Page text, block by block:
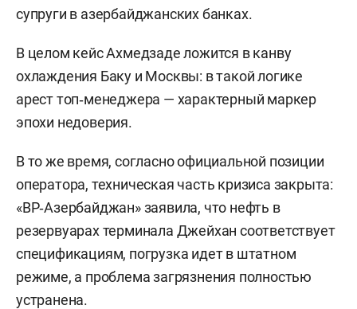
супруги в азербайджанских банках.
В целом кейс Ахмедзаде ложится в канву
охлаждения Баку и Москвы: в такой логике
арест топ‑менеджера — характерный маркер
эпохи недоверия.
В то же время, согласно официальной позиции
оператора, техническая часть кризиса закрыта:
«BP‑Азербайджан» заявила, что нефть в
резервуарах терминала Джейхан соответствует
спецификациям, погрузка идет в штатном
режиме, а проблема загрязнения полностью
устранена.